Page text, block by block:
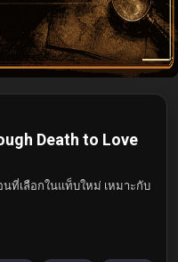
Death to Love
ที่เลือกในแท็บใหม่ เหมาะกับ